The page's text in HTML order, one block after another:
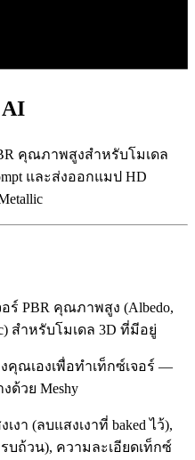
AI
คุณภาพสูงสำหรับโมเดล
และส่งออกแมป HD
ร์ PBR คุณภาพสูง (Albedo,
สำหรับโมเดล 3D ที่มีอยู่
คุณเองเพื่อทำเท็กซ์เจอร์ —
ด้วย Meshy
า (ลบแสงเงาที่ baked ไว้),
บถ้วน), ความละเอียดเท็กซ์